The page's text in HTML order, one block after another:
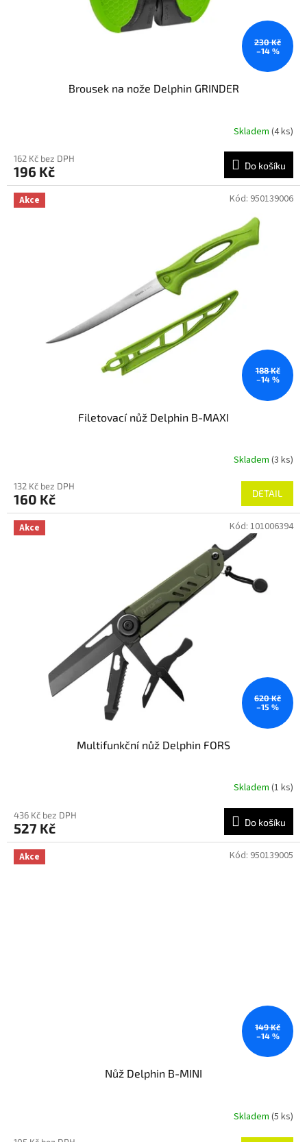
230 Kč
–14 %
Brousek na nože Delphin GRINDER
Skladem (4 ks)
162 Kč bez DPH
196 Kč Do košíku
Akce
188 Kč
–14 %
Filetovací nůž Delphin B-MAXI
Skladem (3 ks)
132 Kč bez DPH
160 Kč DETAIL
Kód: 950139006
Akce
620 Kč
–15 %
Multifunkční nůž Delphin FORS
Skladem (1 ks)
436 Kč bez DPH
527 Kč Do košíku
Kód: 101006394
Akce
149 Kč
–14 %
Nůž Delphin B-MINI
Skladem (5 ks)
Kód: 950139005